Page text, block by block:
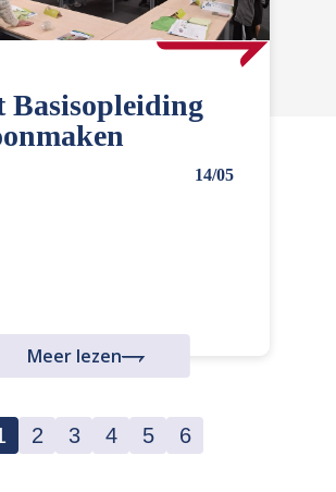
Basisopleiding
14/05
Meer lezen
2 3 4 5 6